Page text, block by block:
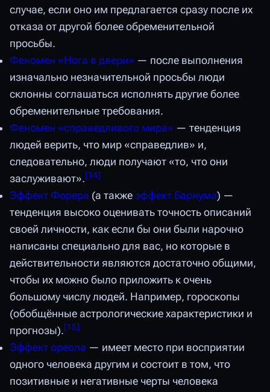
случае, если оно им предлагается сразу после их
отказа от другой более обременительной
просьбы.
Феномен «Нога в двери» — после выполнения
изначально незначительной просьбы люди
склонны соглашаться исполнять другие более
обременительные требования.
Феномен «справедливого мира» — тенденция
людей верить, что мир «справедлив» и,
следовательно, люди получают «то, что они
заслуживают».[14]
Эффект Форера (а также эффект Барнума) —
тенденция высоко оценивать точность описаний
своей личности, как если бы они были нарочно
написаны специально для вас, но которые в
действительности являются достаточно общими,
чтобы их можно было приложить к очень
большому числу людей. Например, гороскопы
(обобщённые астрологические характеристики и
прогнозы).[15]
Эффект ореола — имеет место при восприятии
одного человека другим и состоит в том, что
позитивные и негативные черты человека